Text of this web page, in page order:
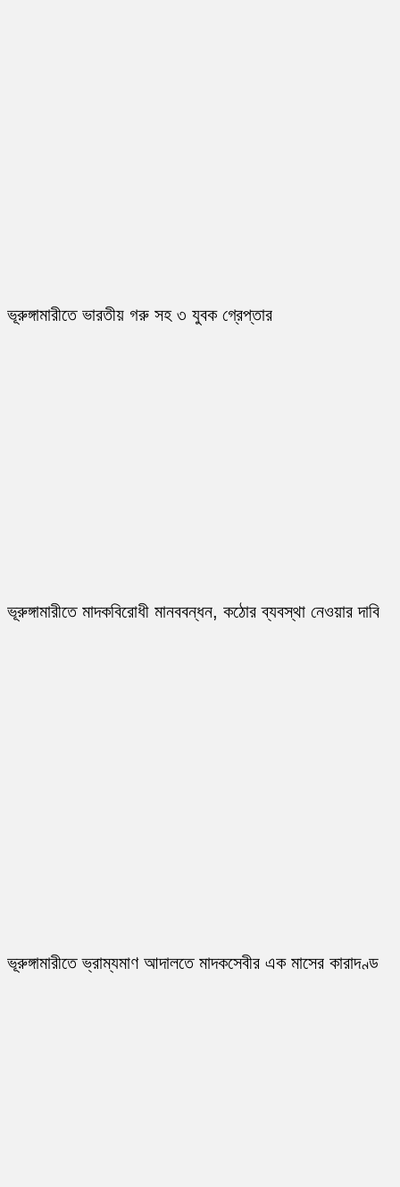
ভূরুঙ্গামারীতে ভারতীয় গরু সহ ৩ যুবক গ্রেপ্তার
ভূরুঙ্গামারীতে মাদকবিরোধী মানববন্ধন, কঠোর ব্যবস্থা নেওয়ার দাবি
ভূরুঙ্গামারীতে ভ্রাম্যমাণ আদালতে মাদকসেবীর এক মাসের কারাদণ্ড